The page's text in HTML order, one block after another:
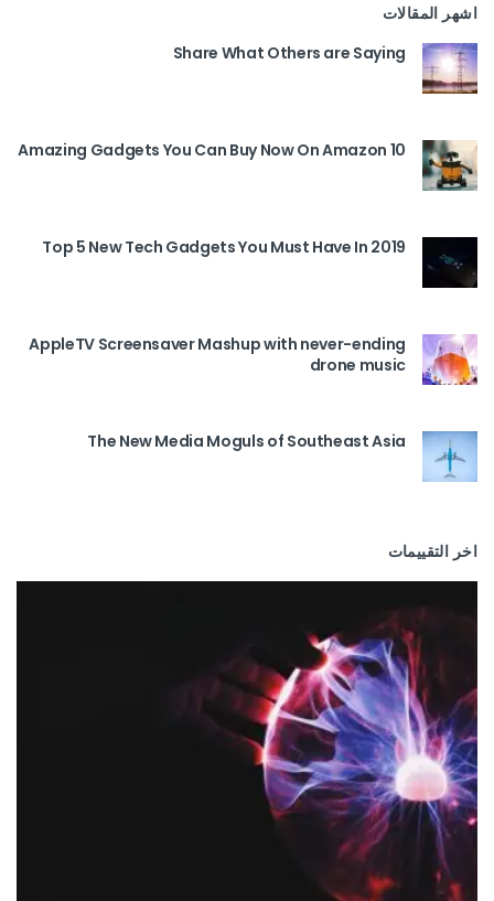
اشهر المقالات
Share What Others are Saying
10 Amazing Gadgets You Can Buy Now On Amazon
Top 5 New Tech Gadgets You Must Have In 2019
AppleTV Screensaver Mashup with never-ending
drone music
The New Media Moguls of Southeast Asia
اخر التقييمات